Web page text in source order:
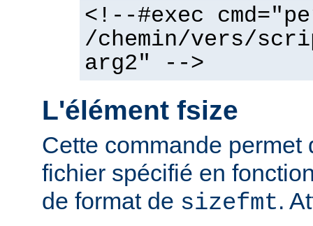
<!--#exec
/chemin/vers/
arg2" -->
L'élément fsize
Cette commande permet
fichier spécifié en
de format de sizefmt.